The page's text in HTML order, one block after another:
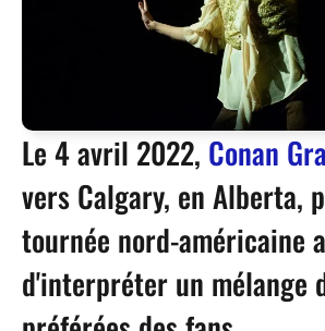
Le 4 avril 2022, Conan
vers Calgary, en Alberta,
tournée nord-américaine
d'interpréter un mélange